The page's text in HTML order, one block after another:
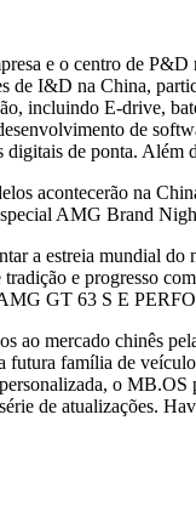
e o centro de
de I&D na China,
incluindo E-drive,
de
de ponta.
acontecerão na
AMG Brand
a estreia mundial
e progresso
GT 63 S E
ao mercado chinês
família de
o
de atualizações.